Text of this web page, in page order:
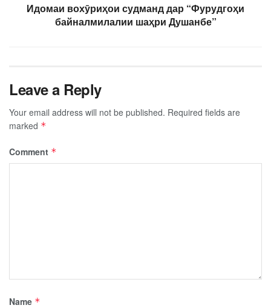
Идомаи вохӯриҳои судманд дар “Фурудгоҳи
байналмилалии шаҳри Душанбе”
Leave a Reply
Your email address will not be published. Required fields are
marked *
Comment *
Name *